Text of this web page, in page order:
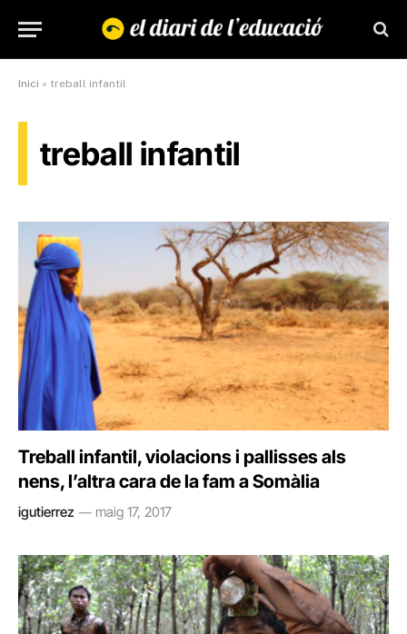
Inici » treball infantil
treball infantil
Treball infantil, violacions i pallisses als
nens, l’altra cara de la fam a Somàlia
igutierrez maig 17, 2017